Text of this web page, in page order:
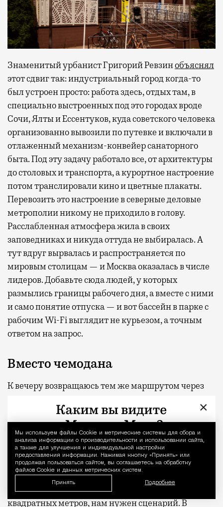
Уведомление
Мы используем файлы Сookie и метрические системы для сбора и
анализа информации о производительности и использовании сайта,
а также для улучшения и индивидуальной настройки
предоставления информации. Нажимая кнопку «Принять» или
продолжая пользоваться сайтом, вы соглашаетесь на обработку
файлов Cookie и данных метрических систем.
Принять Подробнее
Знаменитый урбанист Григорий Ревзинобъяснял
этот сдвиг так: индустриальный город когда-то
был устроен просто: работа здесь, отдых там, в
специально выстроенных под это городах вроде
Сочи, Ялты и Ессентуков, куда советского человека
организованно вывозили по путевке и включали в
отлаженный механизм-конвейер санаторного
быта. Под эту задачу работало все, от архитектуры
до столовых и транспорта, а курортное настроение
потом транслировали кино и цветные плакаты.
Перевозить это настроение в северные деловые
метрополии никому не приходило в голову.
Расслабленная атмосфера жила в своих
заповедниках и никуда оттуда не выбиралась. А
тут вдруг вырвалась и распространяется по
мировым столицам — и Москва оказалась в числе
лидеров. Добавьте сюда людей, у которых
размылись границы рабочего дня, а вместе с ними
и само понятие отпуска — и вот бассейн в парке с
рабочим Wi-Fi выглядит не курьезом, а точным
ответом на запрос.
Вместо чемодана
К вечеру возвращаюсь тем же маршрутом через
ощущение усталости, которое обычно бывает
после моря. Эксперимент признаю удавшимся:
голова перезагрузилась, плечи расправились, в
телефоне фотография в резном зеркале.
И вот что я думаю. Москвичи избалованы — в
самом хорошем смысле слова. Нам уже мало
квадратных метров, нам нужен сценарий. В
×